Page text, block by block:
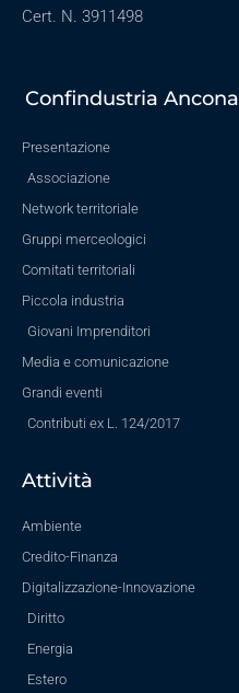
Cert. N. 3911498
Confindustria Ancona
Presentazione
Associazione
Network territoriale
Gruppi merceologici
Comitati territoriali
Piccola industria
Giovani Imprenditori
Media e comunicazione
Grandi eventi
Contributi ex L. 124/2017
Attività
Ambiente
Credito-Finanza
Digitalizzazione-Innovazione
Diritto
Energia
Estero